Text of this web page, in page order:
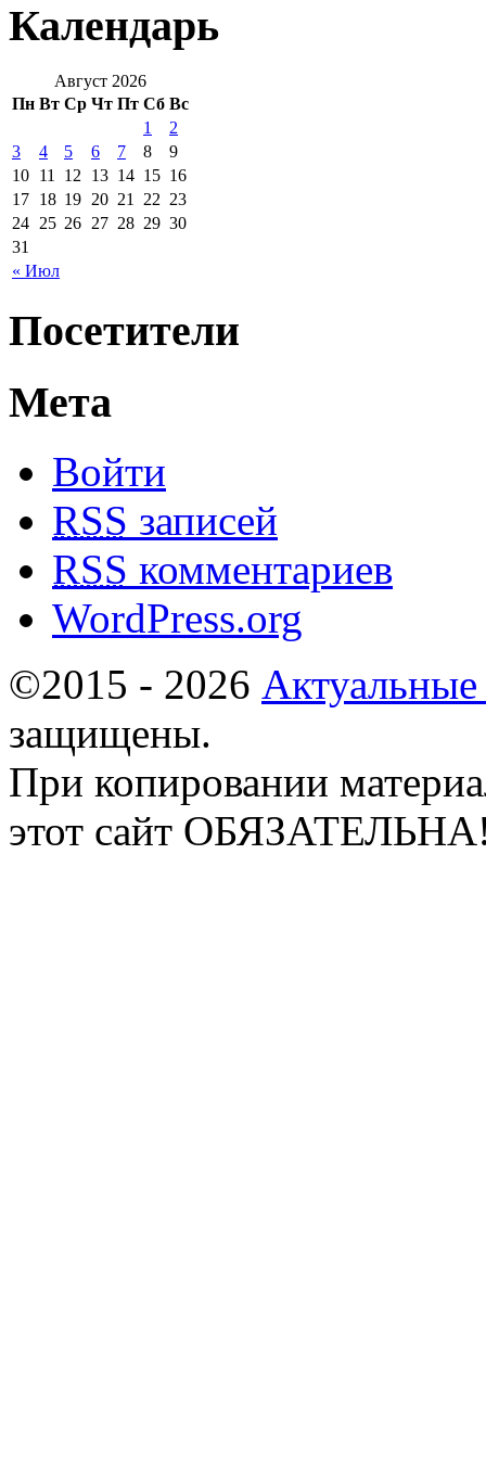
Календарь
Август 2026
Пн Вт Ср Чт Пт Сб Вс
« Июл
1
2
3
4 5 6 7 8
9
10 11 12 13 14 15 16
17 18 19 20 21 22 23
24 25 26 27 28 29 30
31
Посетители
Мета
Войти
RSS записей
RSS комментариев
WordPress.org
©2015 - 2026
защищены.
При копировании
этот сайт